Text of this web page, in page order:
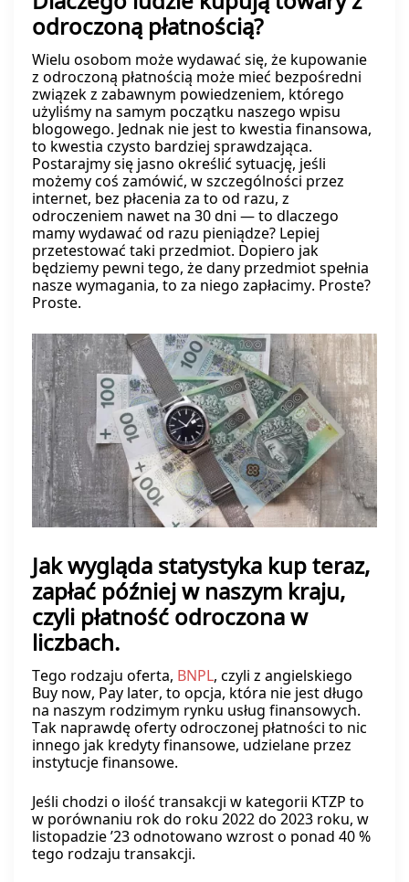
odroczoną płatnością?
Wielu osobom może wydawać się, że kupowanie
z odroczoną płatnością może mieć bezpośredni
związek z zabawnym powiedzeniem, którego
użyliśmy na samym początku naszego wpisu
blogowego. Jednak nie jest to kwestia finansowa,
to kwestia czysto bardziej sprawdzająca.
Postarajmy się jasno określić sytuację, jeśli
możemy coś zamówić, w szczególności przez
internet, bez płacenia za to od razu, z
odroczeniem nawet na 30 dni — to dlaczego
mamy wydawać od razu pieniądze? Lepiej
przetestować taki przedmiot. Dopiero jak
będziemy pewni tego, że dany przedmiot spełnia
nasze wymagania, to za niego zapłacimy. Proste?
Proste.
Jak wygląda statystyka kup teraz,
zapłać później w naszym kraju,
czyli płatność odroczona w
liczbach.
Tego rodzaju oferta, BNPL, czyli z angielskiego
Buy now, Pay later, to opcja, która nie jest długo
na naszym rodzimym rynku usług finansowych.
Tak naprawdę oferty odroczonej płatności to nic
innego jak kredyty finansowe, udzielane przez
instytucje finansowe.
Jeśli chodzi o ilość transakcji w kategorii KTZP to
w porównaniu rok do roku 2022 do 2023 roku, w
listopadzie ’23 odnotowano wzrost o ponad 40 %
tego rodzaju transakcji.